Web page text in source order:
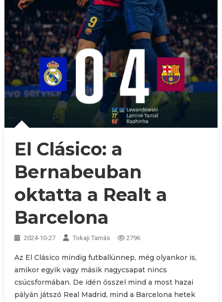
El Clásico: a
Bernabeuban
oktatta a Realt a
Barcelona
2024-10-27 Tokaji Tamás 2796
Az El Clásico mindig futballünnep, még olyankor is,
amikor egyik vagy másik nagycsapat nincs
csúcsformában. De idén ősszel mind a most hazai
pályán játszó Real Madrid, mind a Barcelona hetek